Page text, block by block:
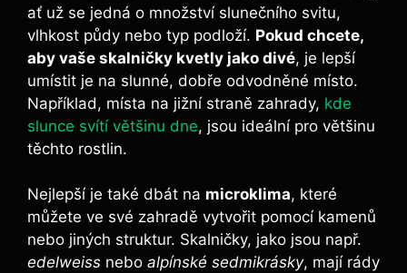
ať už se jedná o množství slunečního svitu,
vlhkost půdy nebo typ podloží. Pokud chcete,
aby vaše skalničky kvetly jako divé, je lepší
umístit je na slunné, dobře odvodněné místo.
Například, místa na jižní straně zahrady, kde
slunce svítí většinu dne, jsou ideální pro většinu
těchto rostlin.
Nejlepší je také dbát na microklima, které
můžete ve své zahradě vytvořit pomocí kamenů
nebo jiných struktur. Skalničky, jako jsou např.
edelweiss nebo alpínské sedmikrásky, mají rády